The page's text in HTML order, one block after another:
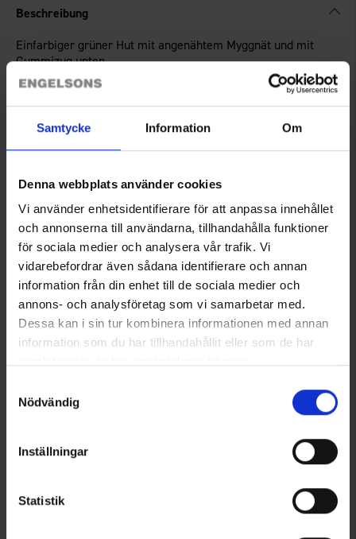
Samtycke Information Om
Denna webbplats använder cookies
Vi använder enhetsidentifierare för att anpassa innehållet
och annonserna till användarna, tillhandahålla funktioner
för sociala medier och analysera vår trafik. Vi
vidarebefordrar även sådana identifierare och annan
information från din enhet till de sociala medier och
annons- och analysföretag som vi samarbetar med.
Dessa kan i sin tur kombinera informationen med annan
information som du har tillhandahållit eller som de har
Nödvändig
Inställningar
Statistik
Beschreibung
Einfarbiger grüner Hut mit angenähtem Myggnät und mit
Gummizug unten.
Sie benötigen vielleicht auch
Erwachsener
Mückenschutzanorak Junior